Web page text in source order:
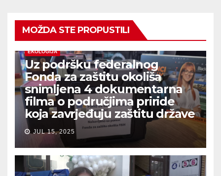
MOŽDA STE PROPUSTILI
EKOLOGIJA
Uz podršku federalnog
Fonda za zaštitu okoliša
snimljena 4 dokumentarna
filma o područjima priride
koja zavrjeđuju zaštitu države
JUL 15, 2025